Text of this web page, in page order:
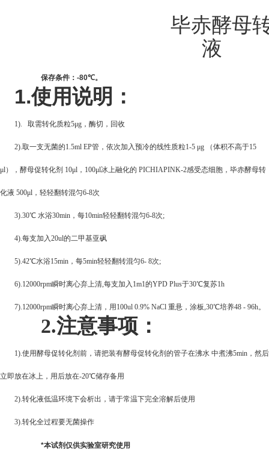
毕赤酵母
液
保存条件： -80℃。
1.使用说明：
1). 取需转化质粒5μg，酶切，回收
2).取一支无菌的1.5ml EP管，依次加入预冷的线性质粒1-5 μg （体积不高于15
μl），酵母促转化剂 10μl，100μl冰上融化的 PICHIAPINK-2感受态细胞，毕赤酵母转
化液 500μl，轻轻翻转混匀6-8次
3).30℃ 水浴30min，每10min轻轻翻转混匀6-8次;
4).每支加入20ul的二甲基亚砜
5).42℃水浴15min，每5min轻轻翻转混匀6- 8次;
6).12000rpm瞬时离心弃上清,每支加入1m1的YPD Plus于30℃复苏1h
7).12000rpm瞬时离心弃上清，用100ul 0.9% NaCl 重悬，涂板,30℃培养48 - 96h。
2.注意事项：
1).使用酵母促转化剂前，请把装有酵母促转化剂的管子在沸水 中煮沸5min，然后
立即放在冰上，用后放在-20℃储存备用
2).转化液低温环境下会析出，请于常温下完全溶解后使用
3).转化全过程要无菌操作
*本试剂仅供实验室研究使用